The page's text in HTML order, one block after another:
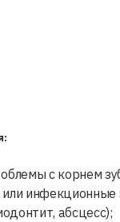
с корнем
инфекционные
абсцесс);